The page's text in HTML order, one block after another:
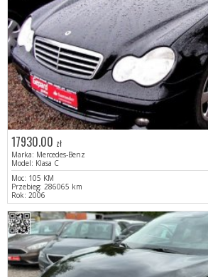
17930.00 zł
Marka: Mercedes-Benz
Model: Klasa C
Moc: 105 KM
Przebieg: 286065 km
Rok: 2006